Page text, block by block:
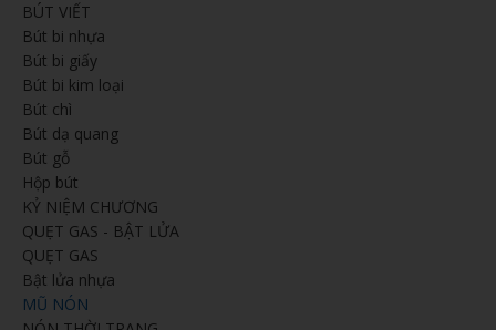
BÚT VIẾT
Bút bi nhựa
Bút bi giấy
Bút bi kim loại
Bút chì
Bút dạ quang
Bút gỗ
Hộp bút
KỶ NIỆM CHƯƠNG
QUẸT GAS - BẬT LỬA
QUẸT GAS
Bật lửa nhựa
MŨ NÓN